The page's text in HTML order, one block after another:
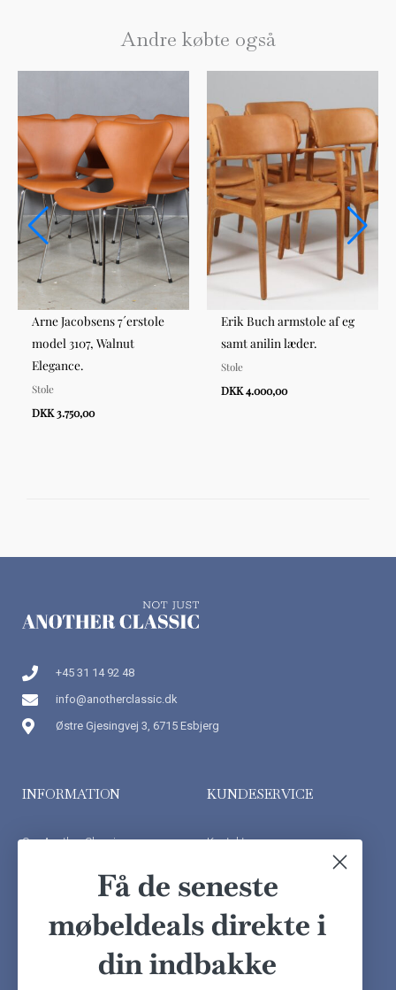
Andre købte også
Arne Jacobsens 7´erstole
model 3107, Walnut
Elegance.
Stole
DKK 3.750,00
Erik Buch armstole af eg
samt anilin læder.
Stole
DKK 4.000,00
+45 31 14 92 48
info@anotherclassic.dk
Østre Gjesingvej 3, 6715 Esbjerg
INFORMATION
Om Another Classic
Handelsbetingelser
KUNDESERVICE
Kontakt os
Kundeudtalelser
Besøg showroom
Få de seneste
møbeldeals direkte i
din indbakke